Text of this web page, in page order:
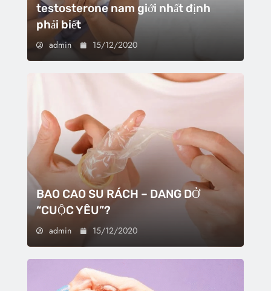
testosterone nam giới nhất định
phải biết
admin 15/12/2020
BAO CAO SU RÁCH – DANG DỞ
“CUỘC YÊU”?
admin 15/12/2020